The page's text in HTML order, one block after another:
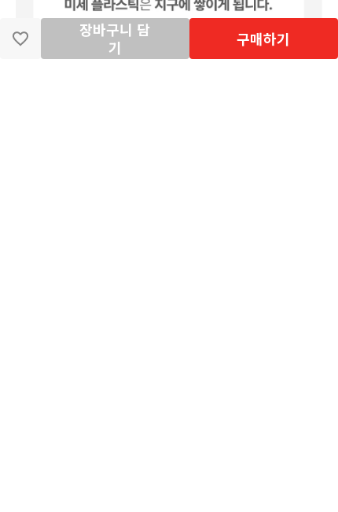
장바구니 담
기
구매하기